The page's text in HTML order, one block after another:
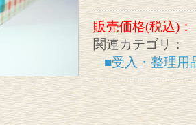
販売価格(税込)：
関連カテゴリ：
■受入・整理用